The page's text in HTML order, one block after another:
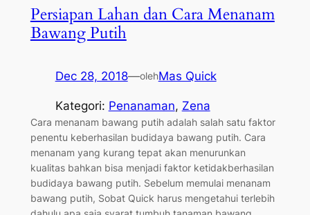
Persiapan Lahan dan Cara Menanam
Bawang Putih
Dec 28, 2018—olehMas Quick
Kategori: Penanaman, Zena
Cara menanam bawang putih adalah salah satu faktor
penentu keberhasilan budidaya bawang putih. Cara
menanam yang kurang tepat akan menurunkan
kualitas bahkan bisa menjadi faktor ketidakberhasilan
budidaya bawang putih. Sebelum memulai menanam
bawang putih, Sobat Quick harus mengetahui terlebih